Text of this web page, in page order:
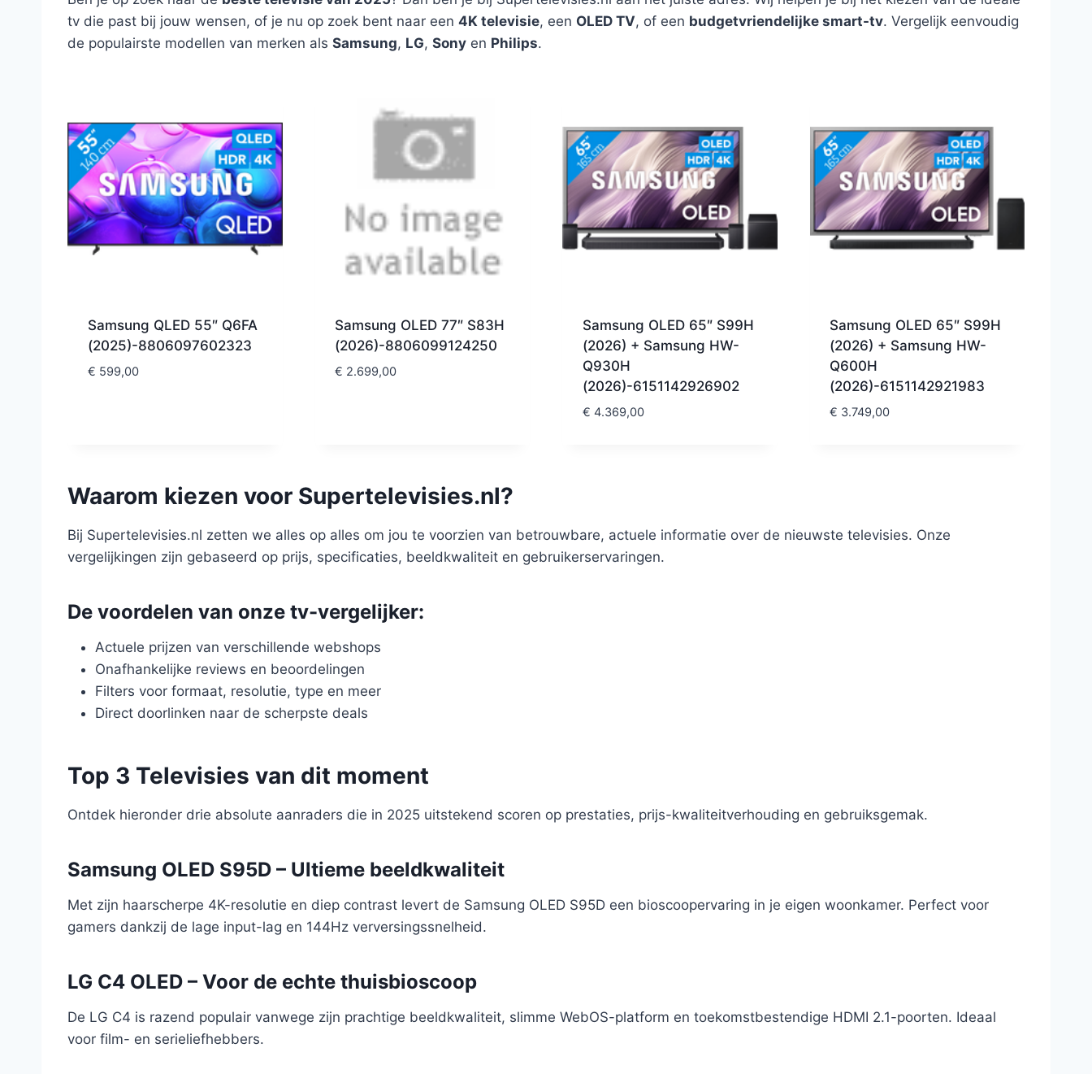
tv die past bij jouw wensen, of je nu op zoek bent naar een 4K televisie, een OLED TV, of een budgetvriendelijke smart-tv. Vergelijk eenvoudig
de populairste modellen van merken als Samsung, LG, Sony en Philips.
Samsung QLED 55″ Q6FA
(2025)-8806097602323
€ 599,00
Samsung OLED 77″ S83H
(2026)-8806099124250
€ 2.699,00
Samsung OLED 65″ S99H
(2026) + Samsung HW-
Q930H
(2026)-6151142926902
€ 4.369,00
Samsung OLED 65″ S99H
(2026) + Samsung HW-
Q600H
(2026)-6151142921983
€ 3.749,00
Waarom kiezen voor Supertelevisies.nl?
Bij Supertelevisies.nl zetten we alles op alles om jou te voorzien van betrouwbare, actuele informatie over de nieuwste televisies. Onze
vergelijkingen zijn gebaseerd op prijs, specificaties, beeldkwaliteit en gebruikerservaringen.
De voordelen van onze tv-vergelijker:
Actuele prijzen van verschillende webshops
Onafhankelijke reviews en beoordelingen
Filters voor formaat, resolutie, type en meer
Direct doorlinken naar de scherpste deals
Top 3 Televisies van dit moment
Ontdek hieronder drie absolute aanraders die in 2025 uitstekend scoren op prestaties, prijs-kwaliteitverhouding en gebruiksgemak.
Samsung OLED S95D – Ultieme beeldkwaliteit
Met zijn haarscherpe 4K-resolutie en diep contrast levert de Samsung OLED S95D een bioscoopervaring in je eigen woonkamer. Perfect voor
gamers dankzij de lage input-lag en 144Hz verversingssnelheid.
LG C4 OLED – Voor de echte thuisbioscoop
De LG C4 is razend populair vanwege zijn prachtige beeldkwaliteit, slimme WebOS-platform en toekomstbestendige HDMI 2.1-poorten. Ideaal
voor film- en serieliefhebbers.